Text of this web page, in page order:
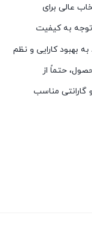
انتخاب عالی برای
به کیفیت
بهبود کارایی و نظم
حتماً از
گارانتی مناسب